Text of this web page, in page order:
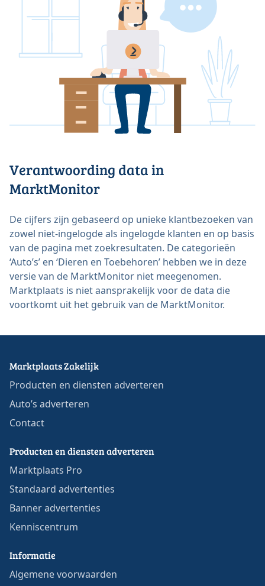
Verantwoording data in
MarktMonitor
De cijfers zijn gebaseerd op unieke klantbezoeken van
zowel niet-ingelogde als ingelogde klanten en op basis
van de pagina met zoekresultaten. De categorieën
‘Auto’s’ en ‘Dieren en Toebehoren’ hebben we in deze
versie van de MarktMonitor niet meegenomen.
Marktplaats is niet aansprakelijk voor de data die
voortkomt uit het gebruik van de MarktMonitor.
Marktplaats Zakelijk
Producten en diensten adverteren
Auto’s adverteren
Contact
Producten en diensten adverteren
Marktplaats Pro
Standaard advertenties
Banner advertenties
Kenniscentrum
Informatie
Algemene voorwaarden